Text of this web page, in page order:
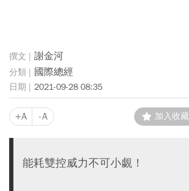
謝金河
國際總經
2021-09-28 08:35
+A -A 加入收藏
能耗雙控威力不可小覷！